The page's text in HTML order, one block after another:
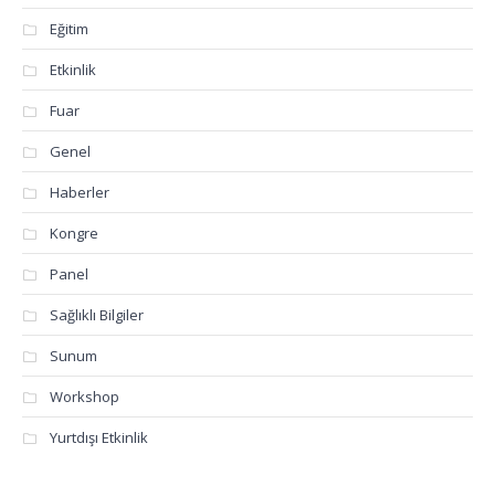
Eğitim
Etkinlik
Fuar
Genel
Haberler
Kongre
Panel
Sağlıklı Bilgiler
Sunum
Workshop
Yurtdışı Etkinlik